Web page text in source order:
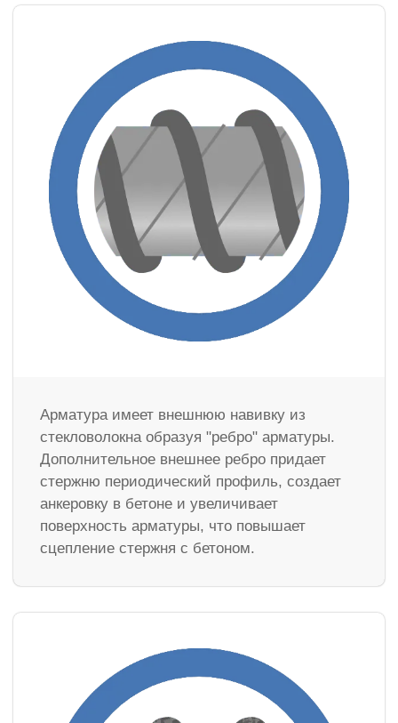
Арматура имеет внешнюю навивку из
стекловолокна образуя "ребро" арматуры.
Дополнительное внешнее ребро придает
стержню периодический профиль, создает
анкеровку в бетоне и увеличивает
поверхность арматуры, что повышает
сцепление стержня с бетоном.